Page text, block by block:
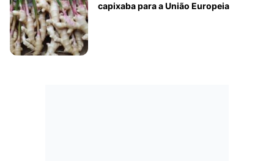
capixaba para a União Europeia